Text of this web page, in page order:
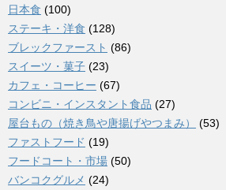
日本食 (100)
ステーキ・洋食 (128)
ブレックファースト (86)
スイーツ・菓子 (23)
カフェ・コーヒー (67)
コンビニ・インスタント食品 (27)
屋台もの（焼き鳥や唐揚げやつまみ）
(53)
ファストフード (19)
フードコート・市場 (50)
バンコクグルメ (24)